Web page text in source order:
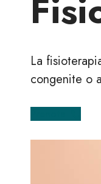
La
congenite o